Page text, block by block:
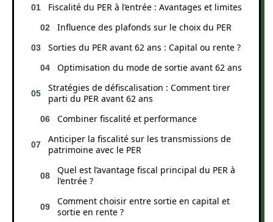
Fiscalité du PER à l’entrée : Avantages et limites
Influence des plafonds sur le choix du PER
Sorties du PER avant 62 ans : Capital ou rente ?
Optimisation du mode de sortie avant 62 ans
Stratégies de défiscalisation : Comment tirer
parti du PER avant 62 ans
Combiner fiscalité et performance
Anticiper la fiscalité sur les transmissions de
patrimoine avec le PER
Quel est l’avantage fiscal principal du PER à
l’entrée ?
Comment choisir entre sortie en capital et
sortie en rente ?